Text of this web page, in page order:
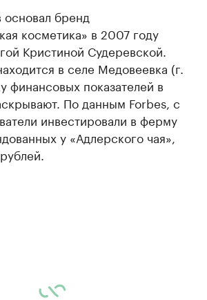
бренд
косметика» в 2007 году
Кристиной Судеревской.
в селе Медовеевка (г.
финансовых показателей в
По данным Forbes, с
инвестировали в ферму
у «Адлерского чая»,